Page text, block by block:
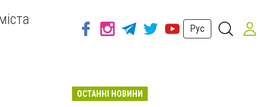
Рус
ОСТАННІ НОВИНИ